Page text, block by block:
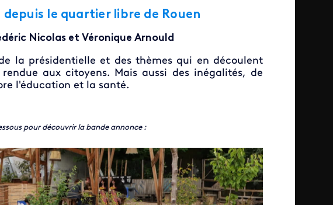
depuis le quartier libre de Rouen
Nicolas et Véronique Arnould
la présidentielle et des thèmes qui en découlent
aux citoyens. Mais aussi des inégalités, de
l'éducation et la santé.
pour découvrir la bande annonce :